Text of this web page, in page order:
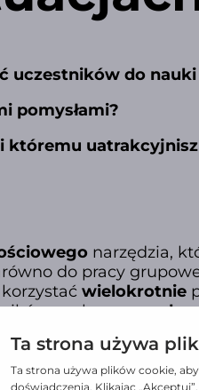
uczestników do
pomysłami?
któremu
narzędzia,
do pracy
wielokrotnie
w obszarze